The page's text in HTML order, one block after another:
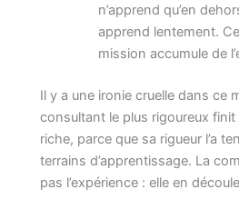
n’apprend qu’en
apprend lentement.
mission accumule de
Il y a une ironie cruelle dans ce
consultant le plus rigoureux finit
riche, parce que sa rigueur l’a
terrains d’apprentissage. La
pas l’expérience : elle en